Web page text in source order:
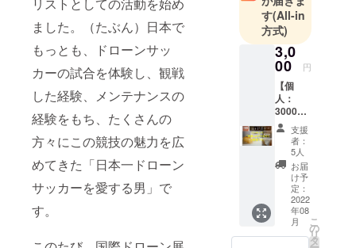
リストとしての活動を始め
ました。（たぶん）日本で
もっとも、ドローンサッ
カーの試合を体験し、観戦
した経験、メンテナンスの
経験をもち、たくさんの
方々にこの競技の魅力を広
めてきた「日本一ドローン
サッカーを愛する男」で
す。
す(All-in
方式)
3,0
00 円
【個
人：
3000円
コー
ス】※パ
ンだけ
で応援
をご希
望の方
銀座に
志かわ
食パン1
本、感
支援
者：
5人
お届
け予
定：
2022
年08
月
こ
の
リ
タ